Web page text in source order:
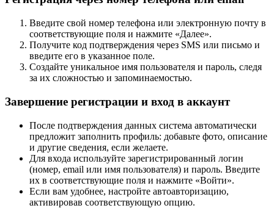
Введите свой номер телефона или электронную почту в
соответствующие поля и нажмите «Далее».
Получите код подтверждения через SMS или письмо и
введите его в указанное поле.
Создайте уникальное имя пользователя и пароль, следя
за их сложностью и запоминаемостью.
Завершение регистрации и вход в аккаунт
После подтверждения данных система автоматически
предложит заполнить профиль: добавьте фото, описание
и другие сведения, если желаете.
Для входа используйте зарегистрированный логин
(номер, email или имя пользователя) и пароль. Введите
их в соответствующие поля и нажмите «Войти».
Если вам удобнее, настройте автоавторизацию,
активировав соответствующую опцию.